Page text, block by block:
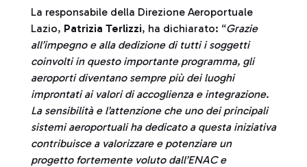
La responsabile della Direzione Aeroportuale
Lazio, Patrizia Terlizzi, ha dichiarato: “Grazie
all’impegno e alla dedizione di tutti i soggetti
coinvolti in questo importante programma, gli
aeroporti diventano sempre più dei luoghi
improntati ai valori di accoglienza e integrazione.
La sensibilità e l’attenzione che uno dei principali
sistemi aeroportuali ha dedicato a questa iniziativa
contribuisce a valorizzare e potenziare un
progetto fortemente voluto dall’ENAC e